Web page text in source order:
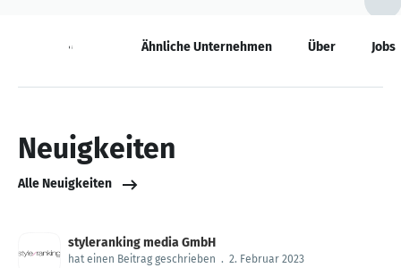
Neuigkeiten Ähnliche Unternehmen Über Jobs
Neuigkeiten
Alle Neuigkeiten
styleranking media GmbH
hat einen Beitrag geschrieben . 2. Februar 2023